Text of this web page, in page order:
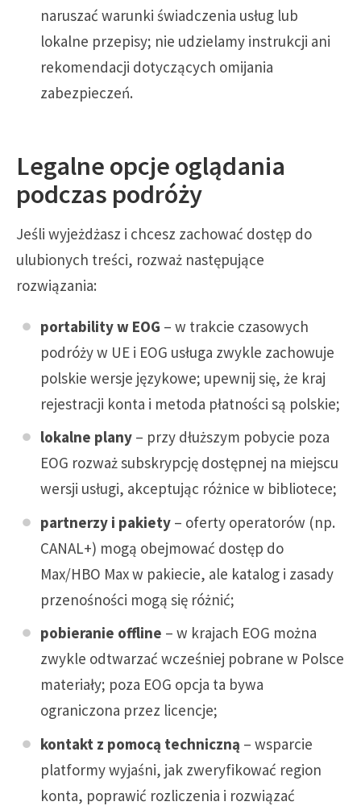
naruszać warunki świadczenia usług lub
lokalne przepisy; nie udzielamy instrukcji ani
rekomendacji dotyczących omijania
zabezpieczeń.
Legalne opcje oglądania
podczas podróży
Jeśli wyjeżdżasz i chcesz zachować dostęp do
ulubionych treści, rozważ następujące
rozwiązania:
portability w EOG – w trakcie czasowych
podróży w UE i EOG usługa zwykle zachowuje
polskie wersje językowe; upewnij się, że kraj
rejestracji konta i metoda płatności są polskie;
lokalne plany – przy dłuższym pobycie poza
EOG rozważ subskrypcję dostępnej na miejscu
wersji usługi, akceptując różnice w bibliotece;
partnerzy i pakiety – oferty operatorów (np.
CANAL+) mogą obejmować dostęp do
Max/HBO Max w pakiecie, ale katalog i zasady
przenośności mogą się różnić;
pobieranie offline – w krajach EOG można
zwykle odtwarzać wcześniej pobrane w Polsce
materiały; poza EOG opcja ta bywa
ograniczona przez licencje;
kontakt z pomocą techniczną – wsparcie
platformy wyjaśni, jak zweryfikować region
konta, poprawić rozliczenia i rozwiązać